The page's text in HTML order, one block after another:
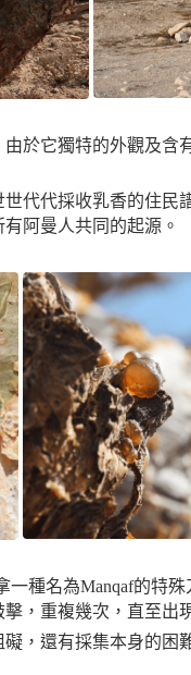
於它獨特的外觀及含
代代採收乳香的住民
阿曼人共同的起源。
種名為Manqaf的特
，重複幾次，直至出
，還有採集本身的困